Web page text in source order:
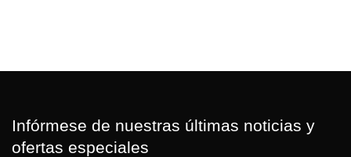
Infórmese de nuestras últimas noticias y
ofertas especiales